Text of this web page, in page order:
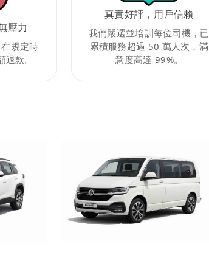
壓力
規定時
款。
真實好評，用戶信賴
我們嚴選並培訓每位司機，已
累積服務超過 50 萬人次，滿
意度高達 99%。